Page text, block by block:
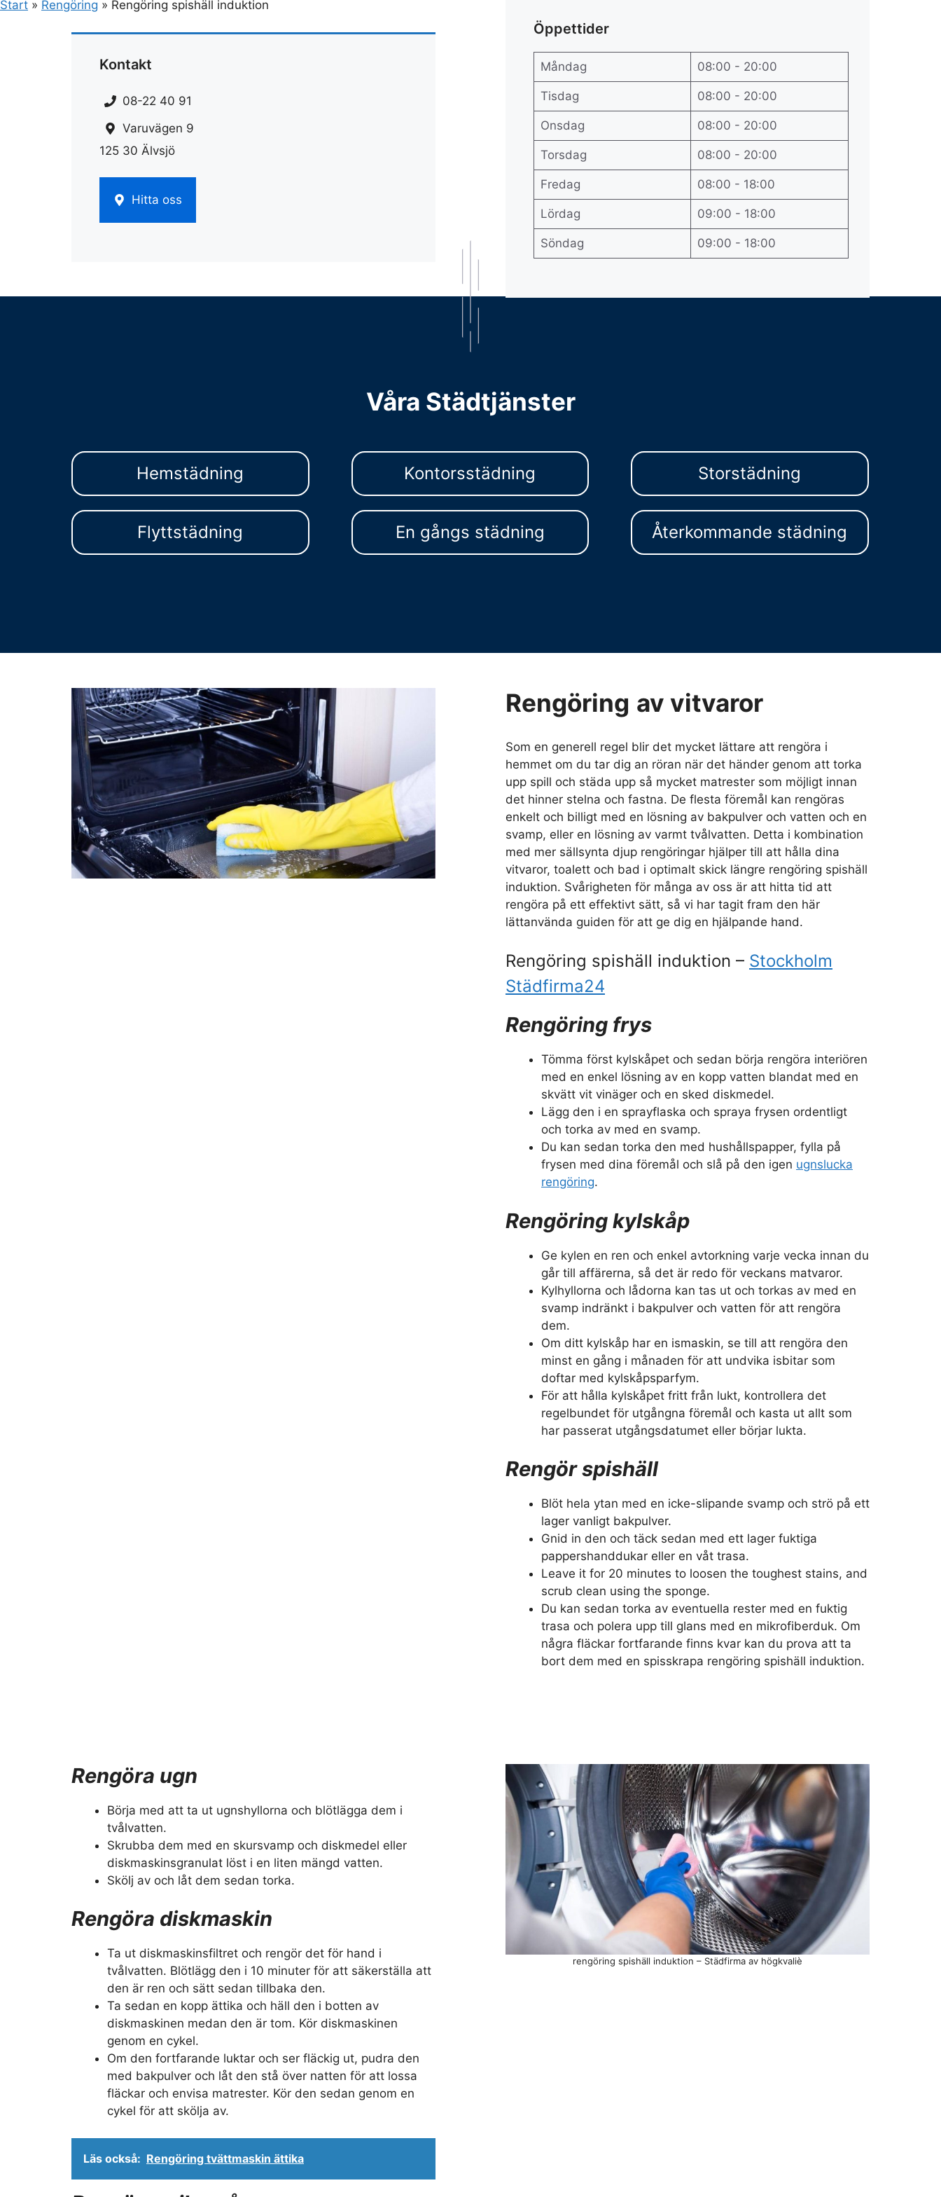
Start » Rengöring » Rengöring spishäll induktion
Kontakt
08-22 40 91
Varuvägen 9
125 30 Älvsjö
Hitta oss
Öppettider
Måndag 08:00 - 20:00
Tisdag 08:00 - 20:00
Onsdag 08:00 - 20:00
Torsdag 08:00 - 20:00
Fredag 08:00 - 18:00
Lördag 09:00 - 18:00
Söndag 09:00 - 18:00
Våra Städtjänster
Hemstädning Kontorsstädning Storstädning
Flyttstädning En gångs städning Återkommande städning
Rengöring av vitvaror
Som en generell regel blir det mycket lättare att rengöra i
hemmet om du tar dig an röran när det händer genom att torka
upp spill och städa upp så mycket matrester som möjligt innan
det hinner stelna och fastna. De flesta föremål kan rengöras
enkelt och billigt med en lösning av bakpulver och vatten och en
svamp, eller en lösning av varmt tvålvatten. Detta i kombination
med mer sällsynta djup rengöringar hjälper till att hålla dina
vitvaror, toalett och bad i optimalt skick längre rengöring spishäll
induktion. Svårigheten för många av oss är att hitta tid att
rengöra på ett effektivt sätt, så vi har tagit fram den här
lättanvända guiden för att ge dig en hjälpande hand.
Rengöring spishäll induktion – Stockholm
Städfirma24
Rengöring frys
Tömma först kylskåpet och sedan börja rengöra interiören
med en enkel lösning av en kopp vatten blandat med en
skvätt vit vinäger och en sked diskmedel.
Lägg den i en sprayflaska och spraya frysen ordentligt
och torka av med en svamp.
Du kan sedan torka den med hushållspapper, fylla på
frysen med dina föremål och slå på den igen ugnslucka
rengöring.
Rengöring kylskåp
Ge kylen en ren och enkel avtorkning varje vecka innan du
går till affärerna, så det är redo för veckans matvaror.
Kylhyllorna och lådorna kan tas ut och torkas av med en
svamp indränkt i bakpulver och vatten för att rengöra
dem.
Om ditt kylskåp har en ismaskin, se till att rengöra den
minst en gång i månaden för att undvika isbitar som
doftar med kylskåpsparfym.
För att hålla kylskåpet fritt från lukt, kontrollera det
regelbundet för utgångna föremål och kasta ut allt som
har passerat utgångsdatumet eller börjar lukta.
Rengör spishäll
Blöt hela ytan med en icke-slipande svamp och strö på ett
lager vanligt bakpulver.
Gnid in den och täck sedan med ett lager fuktiga
pappershanddukar eller en våt trasa.
Leave it for 20 minutes to loosen the toughest stains, and
scrub clean using the sponge.
Du kan sedan torka av eventuella rester med en fuktig
trasa och polera upp till glans med en mikrofiberduk. Om
några fläckar fortfarande finns kvar kan du prova att ta
bort dem med en spisskrapa rengöring spishäll induktion.
Rengöra ugn
Börja med att ta ut ugnshyllorna och blötlägga dem i
tvålvatten.
Skrubba dem med en skursvamp och diskmedel eller
diskmaskinsgranulat löst i en liten mängd vatten.
Skölj av och låt dem sedan torka.
Rengöra diskmaskin
Ta ut diskmaskinsfiltret och rengör det för hand i
tvålvatten. Blötlägg den i 10 minuter för att säkerställa att
den är ren och sätt sedan tillbaka den.
Ta sedan en kopp ättika och häll den i botten av
diskmaskinen medan den är tom. Kör diskmaskinen
genom en cykel.
Om den fortfarande luktar och ser fläckig ut, pudra den
med bakpulver och låt den stå över natten för att lossa
fläckar och envisa matrester. Kör den sedan genom en
cykel för att skölja av.
Läs också: Rengöring tvättmaskin ättika
rengöring spishäll induktion – Städfirma av högkvaliè